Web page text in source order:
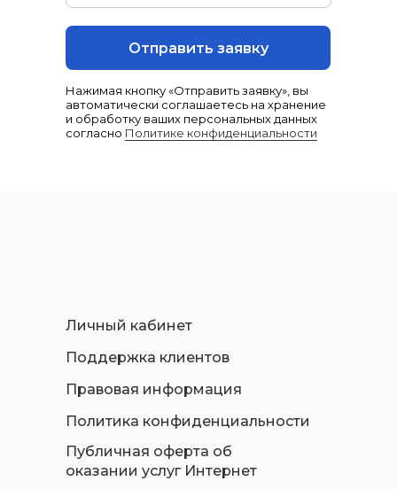
Отправить заявку
Нажимая кнопку «Отправить заявку», вы
автоматически соглашаетесь на хранение
и обработку ваших персональных данных
согласно Политике конфиденциальности
Личный кабинет
Поддержка клиентов
Политика конфиденциальности
Публичная оферта об
оказании услуг Интернет
Правовая информация